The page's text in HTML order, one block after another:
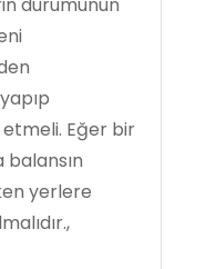
durumunun
etmeli. Eğer bir
yerlere